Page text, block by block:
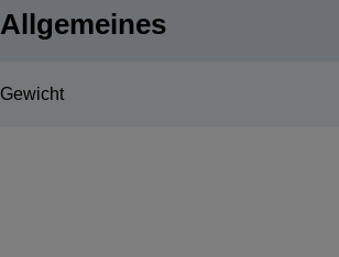
Allgemeines
Gewicht